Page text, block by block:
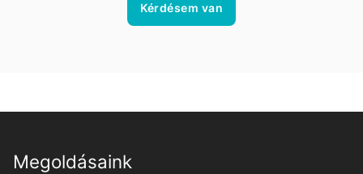
Kérdésem van
Megoldásaink